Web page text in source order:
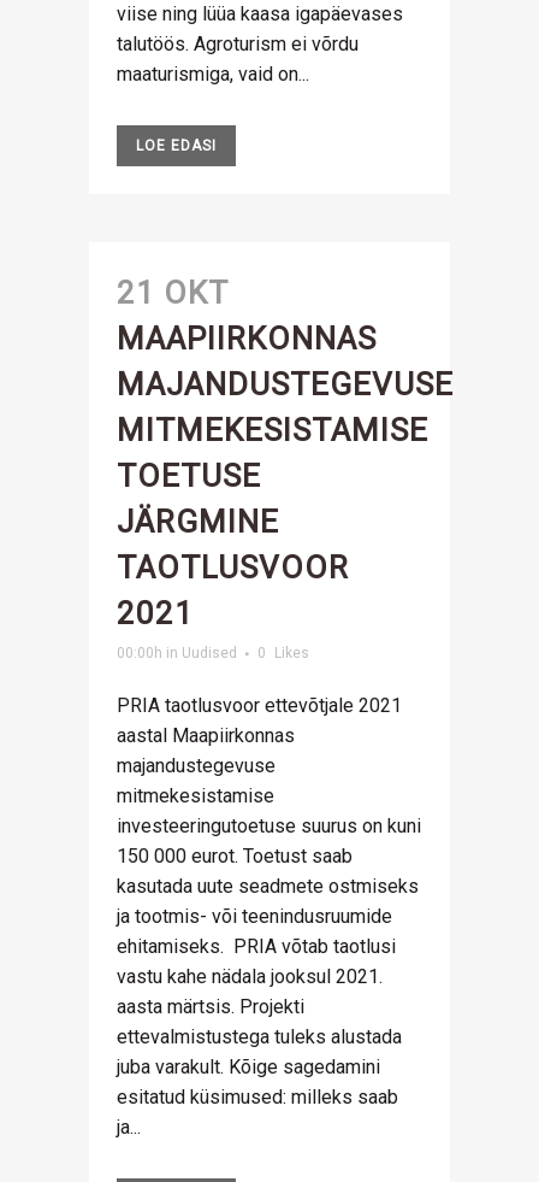
viise ning lüüa kaasa igapäevases
talutöös. Agroturism ei võrdu
maaturismiga, vaid on...
LOE EDASI
21 OKT
MAAPIIRKONNAS
MAJANDUSTEGEVUSE
MITMEKESISTAMISE
TOETUSE
JÄRGMINE
TAOTLUSVOOR
2021
00:00h in Uudised 0 Likes
PRIA taotlusvoor ettevõtjale 2021
aastal Maapiirkonnas
majandustegevuse
mitmekesistamise
investeeringutoetuse suurus on kuni
150 000 eurot. Toetust saab
kasutada uute seadmete ostmiseks
ja tootmis- või teenindusruumide
ehitamiseks. PRIA võtab taotlusi
vastu kahe nädala jooksul 2021.
aasta märtsis. Projekti
ettevalmistustega tuleks alustada
juba varakult. Kõige sagedamini
esitatud küsimused: milleks saab
ja...